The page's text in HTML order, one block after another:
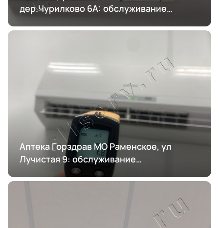
дер.Чурилково 6А: обслуживание
Аптека Горздрав МО Раменское, ул
Лучистая 9: обслуживание
кондиционирования